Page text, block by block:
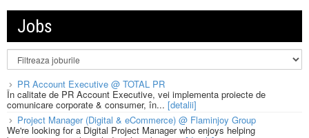
Jobs
PR Account Executive @ TOTAL PR
În calitate de PR Account Executive, vei implementa proiecte de
comunicare corporate & consumer, în... [detalii]
Project Manager (Digital & eCommerce) @ Flaminjoy Group
We're looking for a Digital Project Manager who enjoys helping